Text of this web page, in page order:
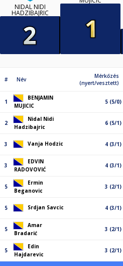
NIDAL NIDI
HADZIBAJRIC
# Név
Mérkőzés
(nyert/vesztett)
1
BENJAMIN
MUJICIC
5 (5/0)
2
Nidal Nidi
Hadzibajric
6 (5/1)
3 Vanja Hodzic 4 (3/1)
3
EDVIN
RADOVOVIĆ
4 (3/1)
5
Ermin
Beganovic
3 (2/1)
5 Srdjan Savcic 4 (3/1)
5
Amar
Bradarić
3 (2/1)
5
Edin
Hajdarevic
3 (2/1)